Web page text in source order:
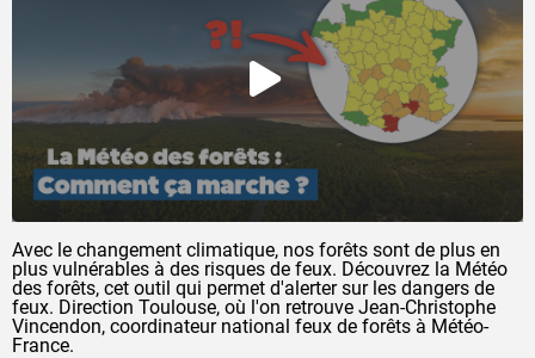
Avec le changement climatique, nos forêts sont de plus en
plus vulnérables à des risques de feux. Découvrez la Météo
des forêts, cet outil qui permet d'alerter sur les dangers de
feux. Direction Toulouse, où l'on retrouve Jean-Christophe
Vincendon, coordinateur national feux de forêts à Météo-
France.